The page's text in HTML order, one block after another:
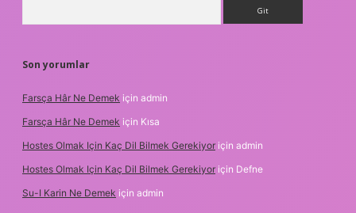
Son yorumlar
Farsça Hâr Ne Demek için admin
Farsça Hâr Ne Demek için Kısa
Hostes Olmak Için Kaç Dil Bilmek Gerekiyor için admin
Hostes Olmak Için Kaç Dil Bilmek Gerekiyor için Defne
Su-I Karin Ne Demek için admin